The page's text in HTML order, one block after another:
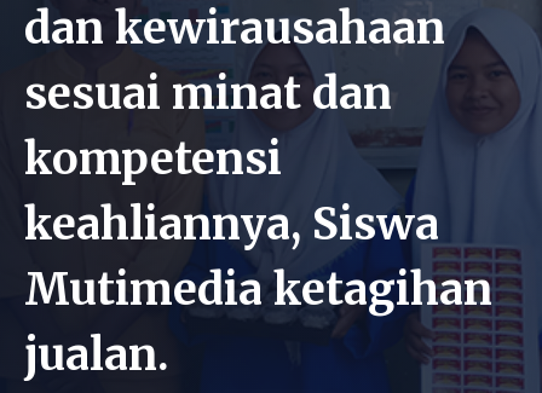
dan kewirausahaan
sesuai minat dan
kompetensi
keahliannya, Siswa
Mutimedia ketagihan
jualan.